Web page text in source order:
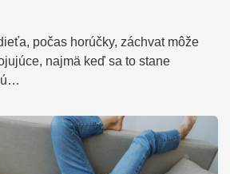
počas horúčky, záchvat môže
najmä keď sa to stane